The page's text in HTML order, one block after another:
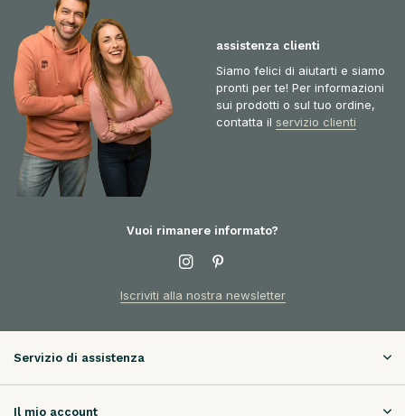
assistenza clienti
Siamo felici di aiutarti e siamo
pronti per te! Per informazioni
sui prodotti o sul tuo ordine,
contatta il servizio clienti
Vuoi rimanere informato?
Iscriviti alla nostra newsletter
Servizio di assistenza
Il mio account